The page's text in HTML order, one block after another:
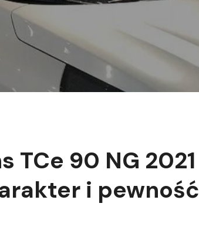
TCe 90 NG 2021
i pewność